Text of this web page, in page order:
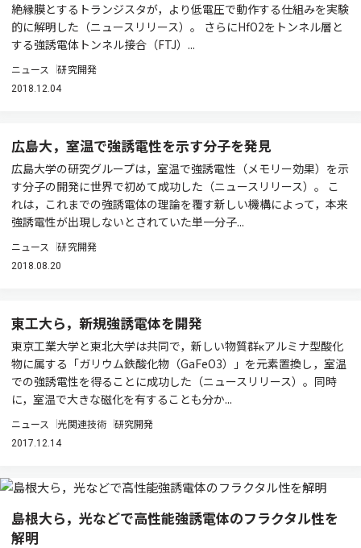
絶縁膜とするトランジスタが，より低電圧で動作する仕組みを実験
的に解明した（ニュースリリース）。 さらにHfO2をトンネル層と
する強誘電体トンネル接合（FTJ）...
ニュース 研究開発
2018.12.04
広島大，室温で強誘電性を示す分子を発見
広島大学の研究グループは，室温で強誘電性（メモリー効果）を示
す分子の開発に世界で初めて成功した（ニュースリリース）。 こ
れは，これまでの強誘電体の理論を覆す新しい機構によって，本来
強誘電性が出現しないとされていた単一分子...
ニュース 研究開発
2018.08.20
東工大ら，新規強誘電体を開発
東京工業大学と東北大学は共同で，新しい物質群κアルミナ型酸化
物に属する「ガリウム鉄酸化物（GaFeO3）」を元素置換し，室温
での強誘電性を得ることに成功した（ニュースリリース）。同時
に，室温で大きな磁化を有することも分か...
ニュース 光関連技術 研究開発
2017.12.14
島根大ら，光などで高性能強誘電体のフラクタル性を
解明